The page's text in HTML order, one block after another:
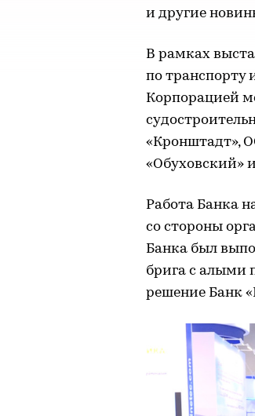
и другие
В рамках
по транспорту
Корпорацией
«Кронштадт»,
«Обуховский»
Работа Банка
со стороны
Банка был
брига с алыми
решение Банк